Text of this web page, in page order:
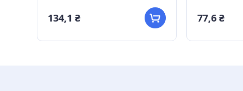
134,1 ₴ 77,6 ₴